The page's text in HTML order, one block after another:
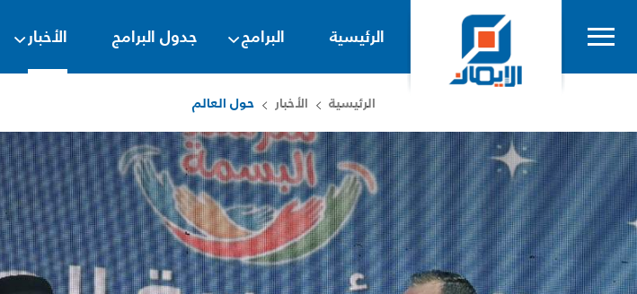
الرئيسية البرامج جدول البرامج الأخبار
الرئيسية الأخبار حول العالم